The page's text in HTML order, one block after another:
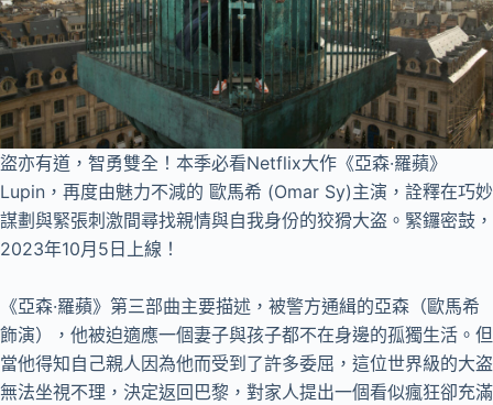
盜亦有道，智勇雙全！本季必看Netflix大作《亞森·羅蘋》
Lupin，再度由魅力不減的 歐馬希 (Omar Sy)主演，詮釋在巧妙
謀劃與緊張刺激間尋找親情與自我身份的狡猾大盗。緊鑼密鼓，
2023年10月5日上線！
《亞森·羅蘋》第三部曲主要描述，被警方通緝的亞森（歐馬希
飾演），他被迫適應一個妻子與孩子都不在身邊的孤獨生活。但
當他得知自己親人因為他而受到了許多委屈，這位世界級的大盗
無法坐視不理，決定返回巴黎，對家人提出一個看似瘋狂卻充滿